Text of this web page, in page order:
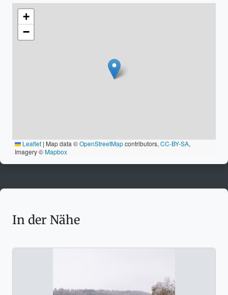
+
−
Leaflet | Map data ©OpenStreetMapcontributors, CC-BY-SA,
Imagery ©Mapbox
In der Nähe